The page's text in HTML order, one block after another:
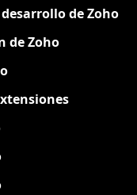
de Zoho
de Zoho